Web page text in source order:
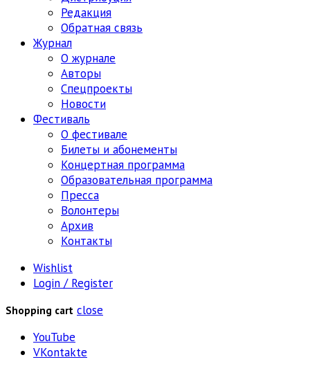
Редакция
Обратная связь
Журнал
О журнале
Авторы
Спецпроекты
Новости
Фестиваль
О фестивале
Билеты и абонементы
Концертная программа
Образовательная программа
Пресса
Волонтеры
Архив
Контакты
Wishlist
Login / Register
Shopping cart close
YouTube
VKontakte